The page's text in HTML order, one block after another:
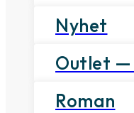
Nyhet
Outlet
Roman